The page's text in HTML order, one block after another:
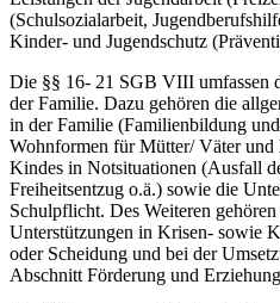
(Schulsozialarbeit,
Kinder- und Jugendschutz
Die §§ 16- 21 SGB VIII umfassen
der Familie. Dazu gehören die
in der Familie (Familienbildung
Wohnformen für Mütter/ Väter und
Kindes in Notsituationen (Ausfall
Freiheitsentzug o.ä.) sowie die
Schulpflicht. Des Weiteren
Unterstützungen in Krisen- sowie
oder Scheidung und bei der
Abschnitt Förderung und